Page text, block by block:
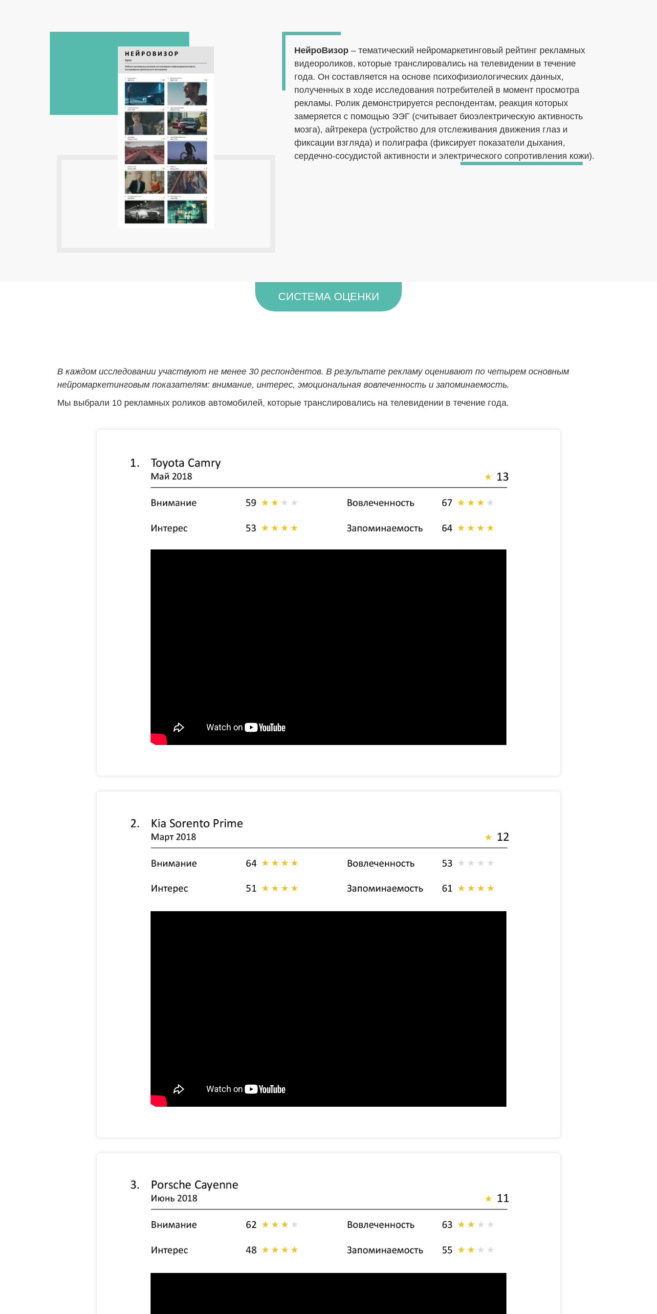
НейроВизор – тематический нейромаркетинговый рейтинг рекламных
видеороликов, которые транслировались на телевидении в течение
года. Он составляется на основе психофизиологических данных,
полученных в ходе исследования потребителей в момент просмотра
рекламы. Ролик демонстрируется респондентам, реакция которых
замеряется с помощью ЭЭГ (считывает биоэлектрическую активность
мозга), айтрекера (устройство для отслеживания движения глаз и
фиксации взгляда) и полиграфа (фиксирует показатели дыхания,
сердечно-сосудистой активности и электрического сопротивления кожи).
СИСТЕМА ОЦЕНКИ
В каждом исследовании участвуют не менее 30 респондентов. В результате рекламу оценивают по четырем основным
нейромаркетинговым показателям: внимание, интерес, эмоциональная вовлеченность и запоминаемость.
Мы выбрали 10 рекламных роликов автомобилей, которые транслировались на телевидении в течение года.